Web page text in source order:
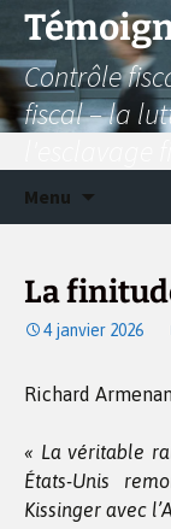
Aller
contenu
Contrôle
fiscal – la
Menu
La
4 janvier 2026
Richard
« La véritable
États-Unis
Kissinger avec